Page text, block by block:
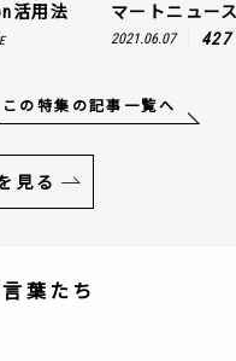
活用法
マートニュー
2021.06.07 427
この特集の記事一覧へ
見る
葉たち